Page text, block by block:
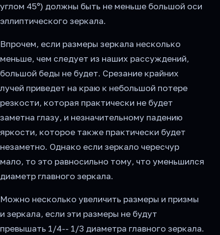
углом 45º) должны быть не меньше большой оси
эллиптического зеркала.
Впрочем, если размеры зеркала несколько
меньше, чем следует из наших рассуждений,
большой беды не будет. Срезание крайних
лучей приведет на краю к небольшой потере
резкости, которая практически не будет
заметна глазу, и незначительному падению
яркости, которое также практически будет
незаметно. Однако если зеркало чересчур
мало, то это равносильно тому, что уменьшился
диаметр главного зеркала.
Можно несколько увеличить размеры и призмы
и зеркала, если эти размеры не будут
превышать 1/4-- 1/3 диаметра главного зеркала.